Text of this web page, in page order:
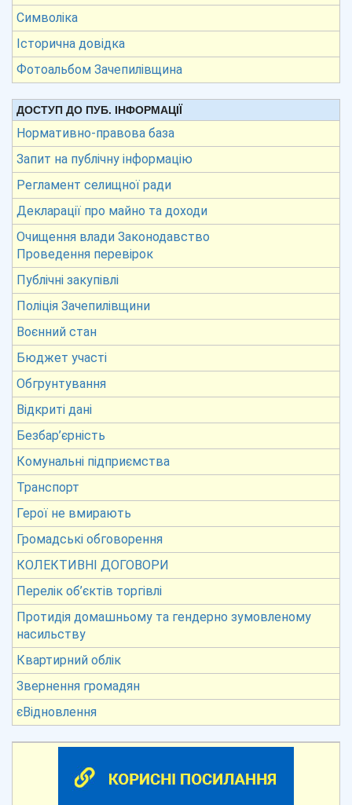
Символіка
Історична довідка
Фотоальбом Зачепилівщина
ДОСТУП ДО ПУБ. ІНФОРМАЦІЇ
Нормативно-правова база
Запит на публічну інформацію
Регламент селищної ради
Декларації про майно та доходи
Очищення влади Законодавство
Проведення перевірок
Публічні закупівлі
Поліція Зачепилівщини
Воєнний стан
Бюджет участі
Обгрунтування
Відкриті дані
Безбар’єрність
Комунальні підприємства
Транспорт
Герої не вмирають
Громадські обговорення
КОЛЕКТИВНІ ДОГОВОРИ
Перелік об’єктів торгівлі
Протидія домашньому та гендерно зумовленому
насильству
Квартирний облік
Звернення громадян
єВідновлення